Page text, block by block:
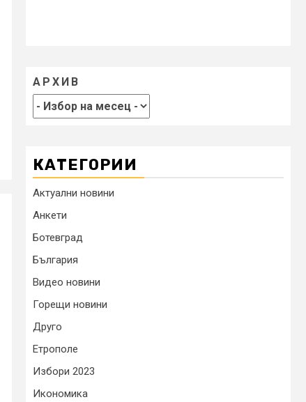
АРХИВ
КАТЕГОРИИ
Актуални новини
Анкети
Ботевград
България
Видео новини
Горещи новини
Друго
Етрополе
Избори 2023
Икономика